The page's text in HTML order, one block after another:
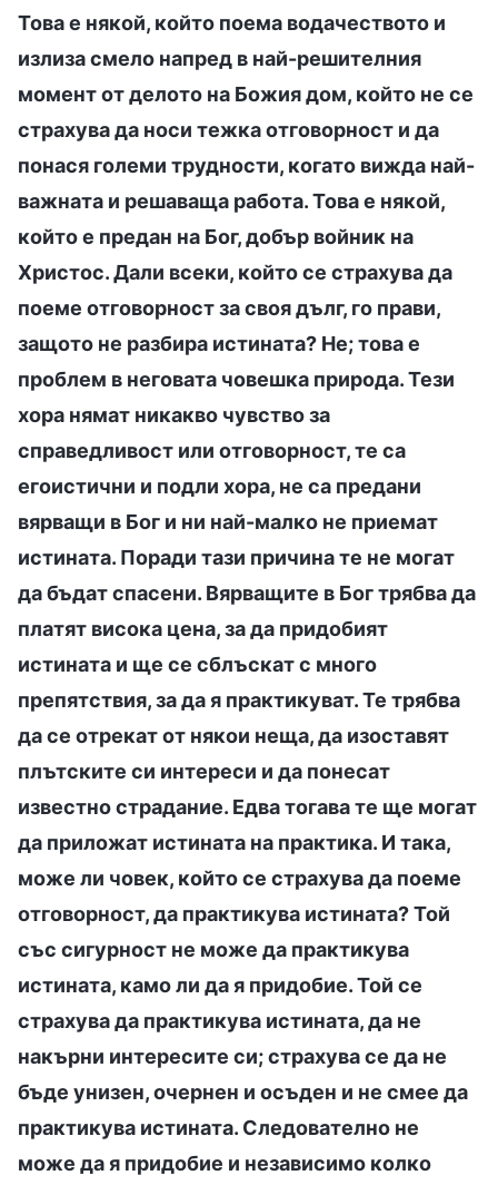
Това е някой, който поема водачеството и
излиза смело напред в най-решителния
момент от делото на Божия дом, който не се
страхува да носи тежка отговорност и да
понася големи трудности, когато вижда най-
важната и решаваща работа. Това е някой,
който е предан на Бог, добър войник на
Христос. Дали всеки, който се страхува да
поеме отговорност за своя дълг, го прави,
защото не разбира истината? Не; това е
проблем в неговата човешка природа. Тези
хора нямат никакво чувство за
справедливост или отговорност, те са
егоистични и подли хора, не са предани
вярващи в Бог и ни най-малко не приемат
истината. Поради тази причина те не могат
да бъдат спасени. Вярващите в Бог трябва да
платят висока цена, за да придобият
истината и ще се сблъскат с много
препятствия, за да я практикуват. Те трябва
да се отрекат от някои неща, да изоставят
плътските си интереси и да понесат
известно страдание. Едва тогава те ще могат
да приложат истината на практика. И така,
може ли човек, който се страхува да поеме
отговорност, да практикува истината? Той
със сигурност не може да практикува
истината, камо ли да я придобие. Той се
страхува да практикува истината, да не
накърни интересите си; страхува се да не
бъде унизен, очернен и осъден и не смее да
практикува истината. Следователно не
може да я придобие и независимо колко